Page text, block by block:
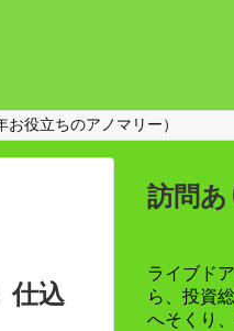
役立ちのアノマリー）
仕込
訪問
ライブド
ら、投資
へそくり